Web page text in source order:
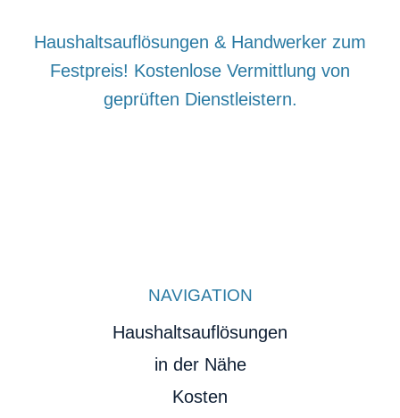
Haushaltsauflösungen & Handwerker zum
Festpreis! Kostenlose Vermittlung von
geprüften Dienstleistern.
NAVIGATION
Haushaltsauflösungen
in der Nähe
Kosten